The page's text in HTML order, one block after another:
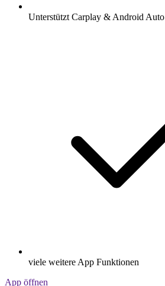
Unterstützt Carplay & Android Auto
viele weitere App Funktionen
App öffnen